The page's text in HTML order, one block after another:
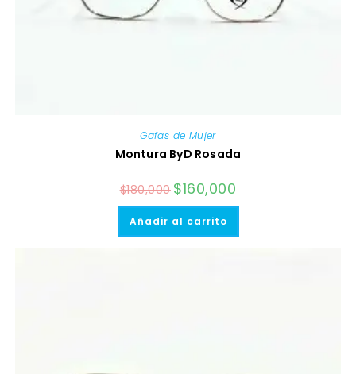
Gafas de Mujer
Montura ByD Rosada
$180,000 El
precio
original
era:
$160,000
actual
Añadir al carrito